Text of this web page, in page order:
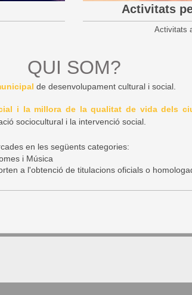
Activitats
Activitats
QUI SOM?
de desenvolupament cultural i social.
i la millora de la qualitat de vida dels
sociocultural i la intervenció social.
en les següents categories:
i Música
a l'obtenció de titulacions oficials o